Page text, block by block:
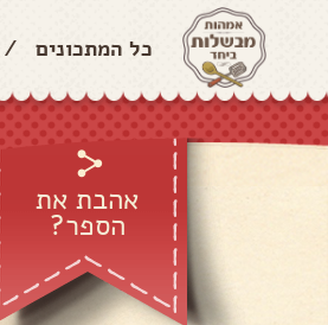
כל המתכונים /
אהבת את
הספר?